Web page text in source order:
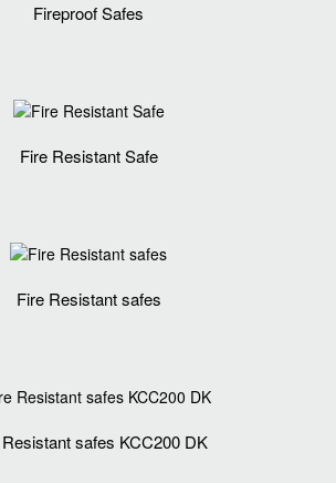
Fireproof Safes
Fire Resistant Safe
Fire Resistant safes
safes KCC200 DK